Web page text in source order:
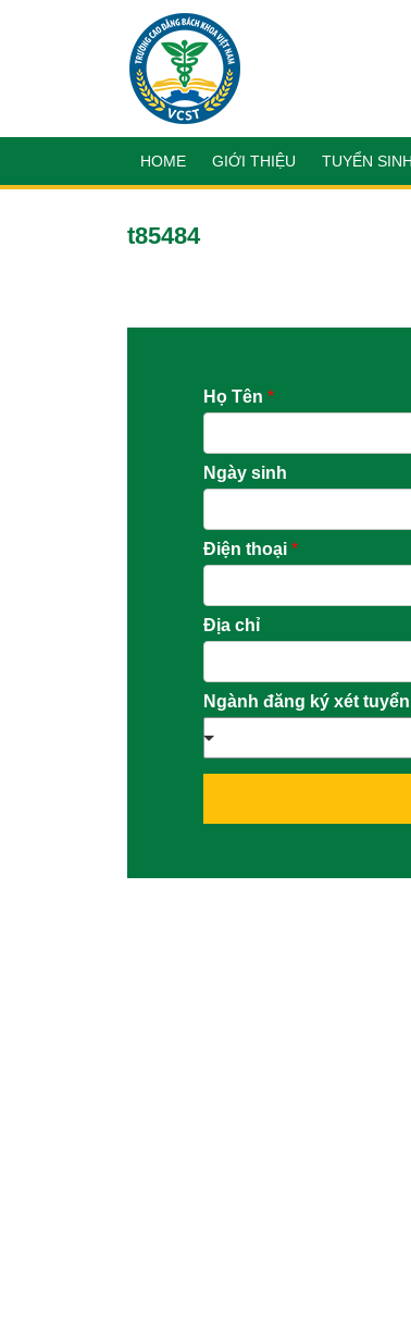
HOME GIỚI THIỆU TUYỂN SINH
t85484
Họ Tên *
Ngày sinh
Điện thoại *
Địa chỉ
Ngành đăng ký xét tuyển